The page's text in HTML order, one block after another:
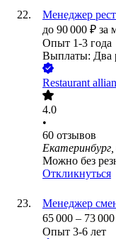
Менеджер
до 90 000 ₽ за
Опыт 1-3 года
Выплаты: Два
Restaurant
4.0
•
60 отзывов
Можно без
Откликнуться
Менеджер
65 000 – 73 000
Опыт 3-6 лет